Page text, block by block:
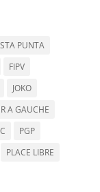
PUNTA
FIPV
JOKO
A GAUCHE
PGP
PLACE LIBRE